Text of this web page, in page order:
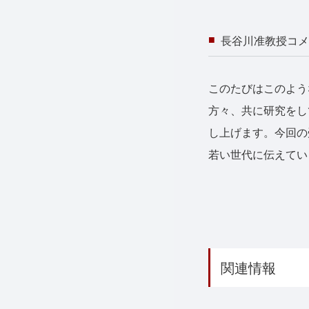
長谷川准教授コ
このたびはこのよ
方々、共に研究を
し上げます。今回
若い世代に伝えて
関連情報